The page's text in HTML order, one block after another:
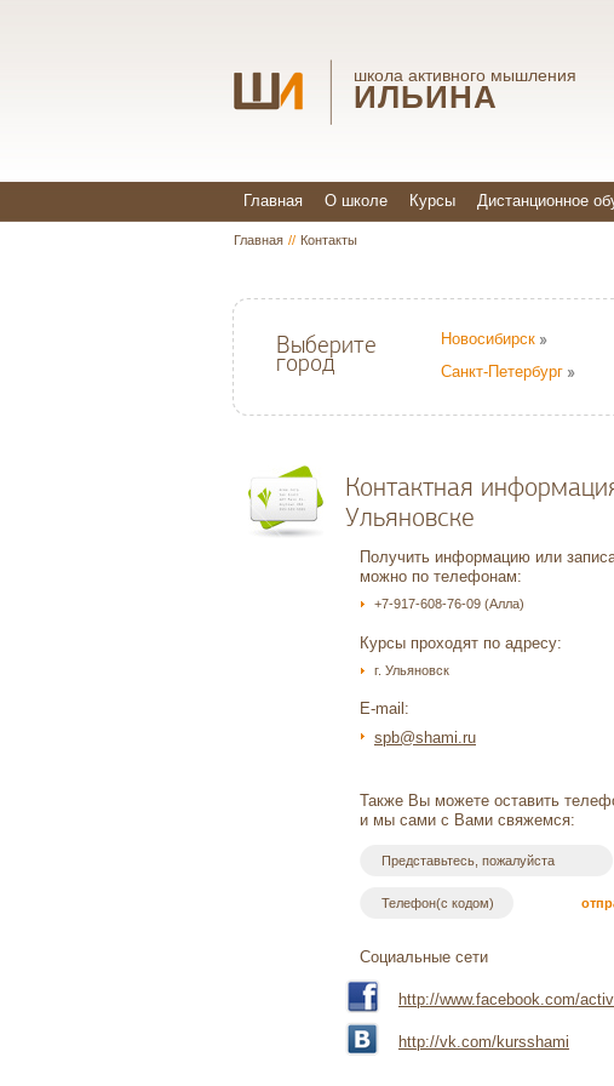
школа активного мышления
ИЛЬИНА
Главная О школе Курсы Дистанционное
Главная // Контакты
Выберите
город
Новосибирск
Санкт-Петербург
Контактная
Ульяновске
Получить информацию или
можно по телефонам:
+7-917-608-76-09 (Алла)
Курсы проходят по адресу:
г. Ульяновск
E-mail:
spb@shami.ru
Также Вы можете оставить
и мы сами с Вами свяжемся:
Cоциальные сети
http://www.facebook.com/
http://vk.com/kursshami